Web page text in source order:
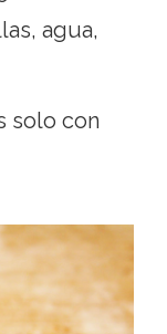
agua,
solo con